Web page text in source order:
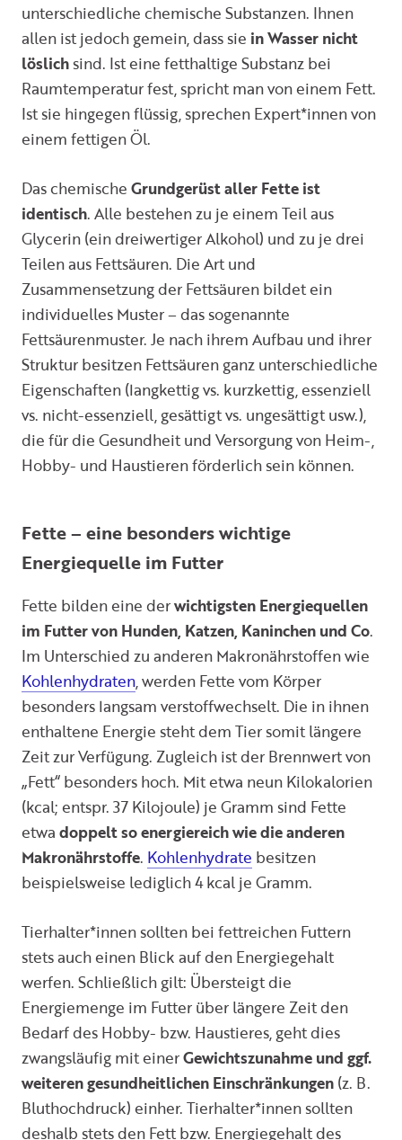
unterschiedliche chemische Substanzen. Ihnen
allen ist jedoch gemein, dass sie in Wasser nicht
löslichsind. Ist eine fetthaltige Substanz bei
Raumtemperatur fest, spricht man von einem Fett.
Ist sie hingegen flüssig, sprechen Expert*innen von
einem fettigen Öl.
Das chemische Grundgerüst aller Fette ist
identisch. Alle bestehen zu je einem Teil aus
Glycerin (ein dreiwertiger Alkohol) und zu je drei
Teilen aus Fettsäuren. Die Art und
Zusammensetzung der Fettsäuren bildet ein
individuelles Muster – das sogenannte
Fettsäurenmuster. Je nach ihrem Aufbau und ihrer
Struktur besitzen Fettsäuren ganz unterschiedliche
Eigenschaften (langkettig vs. kurzkettig, essenziell
vs. nicht-essenziell, gesättigt vs. ungesättigt usw.),
die für die Gesundheit und Versorgung von Heim-,
Hobby- und Haustieren förderlich sein können.
Fette – eine besonders wichtige
Energiequelle im Futter
Fette bilden eine derwichtigsten Energiequellen
im Futter von Hunden, Katzen, Kaninchen und Co.
Im Unterschied zu anderen Makronährstoffen wie
Kohlenhydraten, werden Fette vom Körper
besonders langsam verstoffwechselt. Die in ihnen
enthaltene Energie steht dem Tier somit längere
Zeit zur Verfügung. Zugleich ist der Brennwert von
„Fett“ besonders hoch. Mit etwa neun Kilokalorien
(kcal; entspr. 37 Kilojoule) je Gramm sind Fette
etwa doppelt so energiereich wie die anderen
Makronährstoffe. Kohlenhydrate besitzen
beispielsweise lediglich 4 kcal je Gramm.
Tierhalter*innen sollten bei fettreichen Futtern
stets auch einen Blick auf den Energiegehalt
werfen. Schließlich gilt: Übersteigt die
Energiemenge im Futter über längere Zeit den
Bedarf des Hobby- bzw. Haustieres, geht dies
zwangsläufig mit einerGewichtszunahme und ggf.
weiteren gesundheitlichen Einschränkungen (z. B.
Bluthochdruck) einher. Tierhalter*innen sollten
deshalb stets den Fett bzw. Energiegehalt des